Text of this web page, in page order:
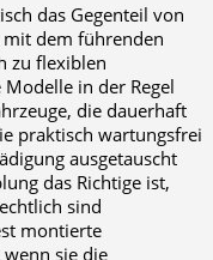
das Gegenteil von
dem führenden
zu flexiblen
in der Regel
die dauerhaft
praktisch wartungsfrei
ausgetauscht
das Richtige ist,
sind
montierte
sie die